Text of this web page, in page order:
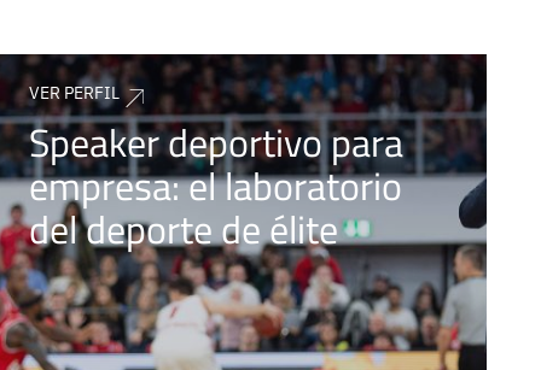
VER PERFIL
Speaker deportivo para
empresa: el laboratorio
del deporte de élite